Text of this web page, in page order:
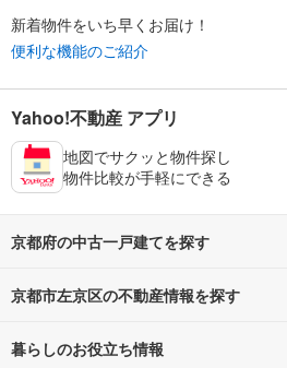
新着物件をいち早くお届け！
便利な機能のご紹介
Yahoo!不動産 アプリ
地図でサクッと物件探し
物件比較が手軽にできる
京都府の中古一戸建てを探す
路線・駅から探す
通勤・通学時間から探す
京都市左京区の不動産情報を探す
不動産・住宅
暮らしのお役立ち情報